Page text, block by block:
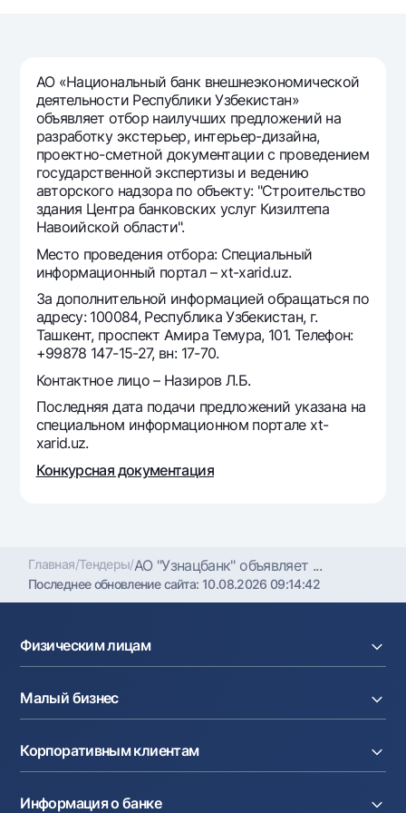
Золотые слитки от НБУ
Серебряный депозит
Visa FIFA
Mastercard
Зарплатные
Garmin pay
Тарифы
Акции
Мобильное приложение Milliy
Часто задаваемые вопросы
Ищите по сайту
Найти
Полезные ссылки
Офисы и банкоматы
Согласие на обработку персональных данных
+998 78 148-00-10 1344
АО «Национальный банк внешнеэкономической
деятельности Республики Узбекистан»
объявляет отбор наилучших предложений на
разработку экстерьер, интерьер-дизайна,
проектно-сметной документации с проведением
государственной экспертизы и ведению
авторского надзора по объекту: "Строительство
здания Центра банковских услуг Кизилтепа
Навоийской области".
Место проведения отбора: Специальный
информационный портал – xt-xarid.uz.
За дополнительной информацией обращаться по
адресу: 100084, Республика Узбекистан, г.
Ташкент, проспект Амира Темура, 101. Телефон:
+99878 147-15-27, вн: 17-70.
Контактное лицо – Назиров Л.Б.
Последняя дата подачи предложений указана на
специальном информационном портале xt-
xarid.uz.
Конкурсная документация
Главная/Тендеры/АО "Узнацбанк" объявляет ...
Последнее обновление сайта: 10.08.2026 09:14:42
Физическим лицам
Вклады
Карты
Курсы валют
Денежные переводы
Тарифы
Акции
Малый бизнес
Кредиты
Эквайринг
Депозиты
Корпоративным клиентам
Информация о банке